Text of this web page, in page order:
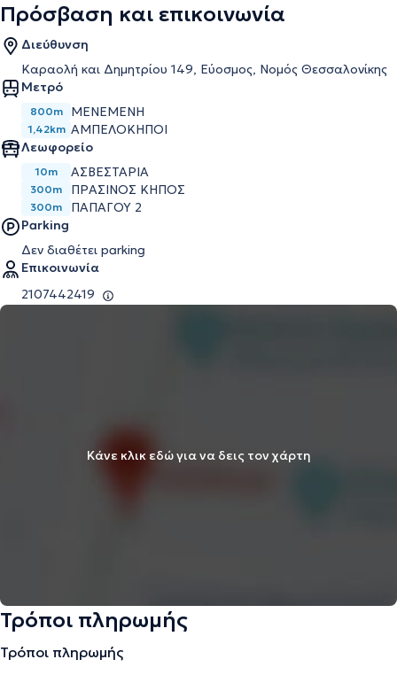
Πρόσβαση και επικοινωνία
Διεύθυνση
Καραολή και Δημητρίου 149, Εύοσμος, Νομός Θεσσαλονίκης
Μετρό
800m ΜΕΝΕΜΈΝΗ
1,42km ΑΜΠΕΛΌΚΗΠΟΙ
Λεωφορείο
10m ΑΣΒΕΣΤΑΡΙΑ
300m ΠΡΑΣΙΝΟΣ ΚΗΠΟΣ
300m
ΠΑΠΑΓΟΥ 2
Parking
Δεν διαθέτει parking
Επικοινωνία
2107442419
Κάνε κλικ εδώ για να δεις τον χάρτη
Τρόποι πληρωμής
Τρόποι πληρωμής